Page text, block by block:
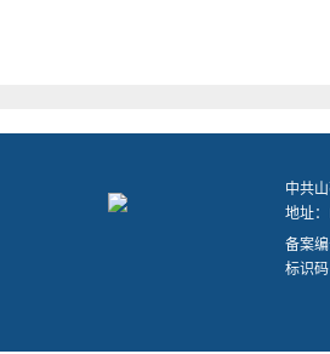
中共
地址
备案编
标识码